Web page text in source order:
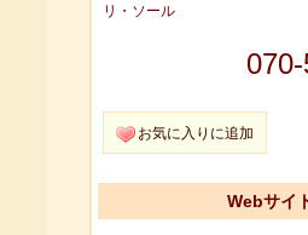
リ・ソール
お気に入りに追加
Webサイ